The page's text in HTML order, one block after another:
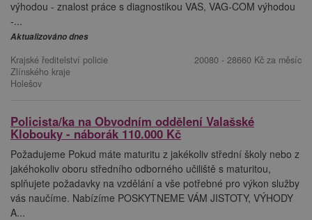
výhodou - znalost práce s diagnostikou VAS, VAG-COM výhodou
-...
Aktualizováno dnes
Krajské ředitelství policie
Zlínského kraje
Holešov
20080 - 28660 Kč za měsíc
Policista/ka na Obvodním oddělení Valašské
Klobouky - náborák 110.000 Kč
Požadujeme Pokud máte maturitu z jakékoliv střední školy nebo z
jakéhokoliv oboru středního odborného učiliště s maturitou,
splňujete požadavky na vzdělání a vše potřebné pro výkon služby
vás naučíme. Nabízíme POSKYTNEME VÁM JISTOTY, VÝHODY
A...